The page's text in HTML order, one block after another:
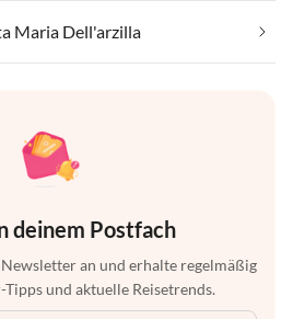
Maria Dell'arzilla
deinem Postfach
an und erhalte regelmäßig
und aktuelle Reisetrends.